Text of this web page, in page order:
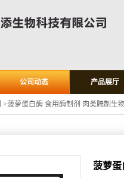
公司动态 产品展厅
>菠萝蛋白酶 食用酶制剂 肉类腌制生
菠萝蛋